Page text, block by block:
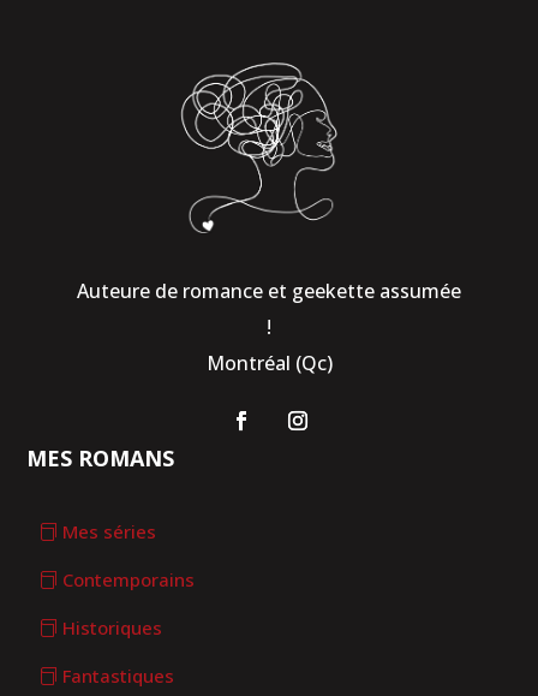
MES ROMANS
Mes séries
Contemporains
Historiques
Fantastiques
Auteure de romance et geekette assumée
!
Montréal (Qc)